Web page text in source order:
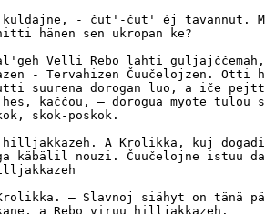
- čut'-čut' éj tavannut.
hänen sen ukropan ke?
Velli Rebo lähti
- Tervahizen Čuučelojzen. Otti
suurena dorogan luo, a iče
kaččou, — dorogua myöte tulou
skok-poskok.
hilljakkazeh. A Krolikka, kuj dogadi
käbälil nouzi. Čuučelojne istuu
— Slavnoj siähyt on tänä
a Rebo viruu hilljakkazeh.